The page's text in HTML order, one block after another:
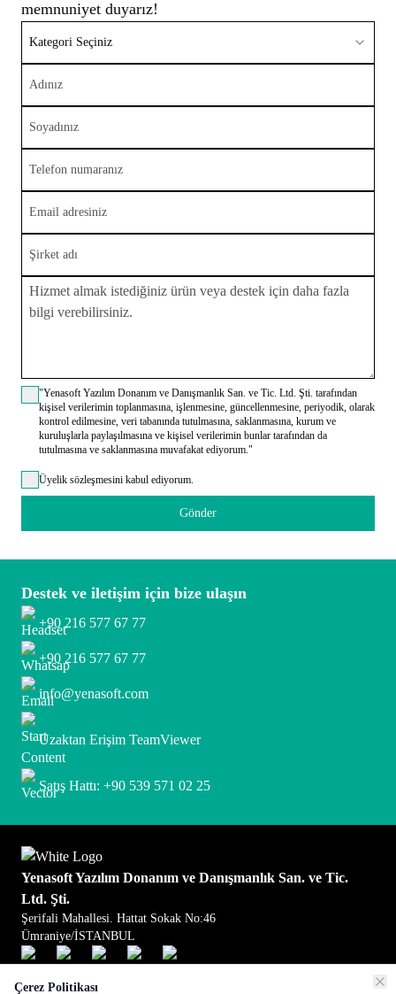
Çerez Politikası
memnuniyet duyarız!
Kategori Seçiniz
"Yenasoft Yazılım Donanım ve Danışmanlık San. ve Tic. Ltd. Şti. tarafından
kişisel verilerimin toplanmasına, işlenmesine, güncellenmesine, periyodik, olarak
kontrol edilmesine, veri tabanında tutulmasına, saklanmasına, kurum ve
kuruluşlarla paylaşılmasına ve kişisel verilerimin bunlar tarafından da
tutulmasına ve saklanmasına muvafakat ediyorum."
Üyelik sözleşmesini kabul ediyorum.
Gönder
Destek ve iletişim için bize ulaşın
+90 216 577 67 77
+90 216 577 67 77
info@yenasoft.com
Uzaktan Erişim TeamViewer
Satış Hattı: +90 539 571 02 25
Yenasoft Yazılım Donanım ve Danışmanlık San. ve Tic.
Ltd. Şti.
Şerifali Mahallesi. Hattat Sokak No:46
Ümraniye/İSTANBUL